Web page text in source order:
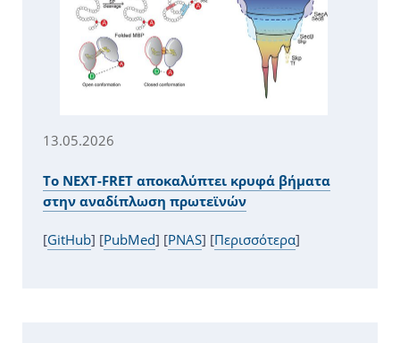
13.05.2026
Το NEXT-FRET αποκαλύπτει κρυφά βήματα
στην αναδίπλωση πρωτεϊνών
[GitHub] [PubMed] [PNAS] [Περισσότερα]